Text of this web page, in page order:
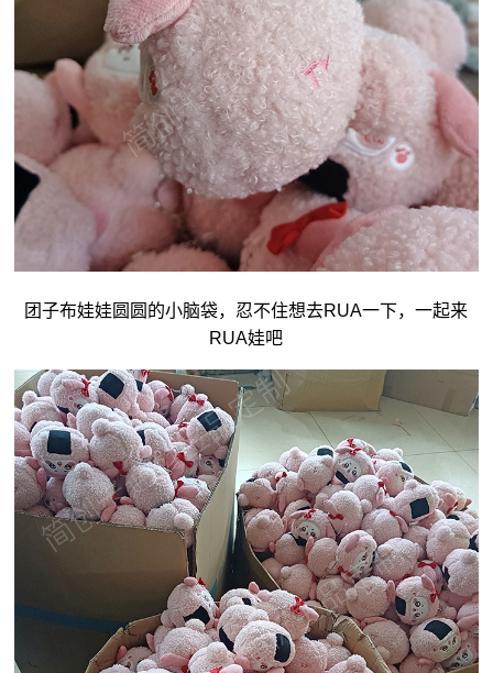
团子布娃娃 圆圆的小脑袋，忍不住想去RUA一下，一起来
RUA娃吧